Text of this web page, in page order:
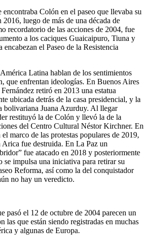
encontraba Colón en el paseo que llevaba su
luego de más de una década de
recordatorio de las acciones de 2004, fue
a los caciques Guaicaipuro, Tiuna y
el Paseo de la Resistencia
Latina hablan de los sentimientos
que enfrentan ideologías. En Buenos Aires
retiró en 2013 una estatua
ubicada detrás de la casa presidencial, y la
bolivariana Juana Azurduy. Al llegar
restituyó la de Colón y llevó la de la
del Centro Cultural Néstor Kirchner. En
marco de las protestas populares de 2019,
Arica fue destruida. En La Paz un
fue atacado en 2018 y posteriormente
se impulsa una iniciativa para retirar su
Reforma, así como la del conquistador
no hay un veredicto.
pasó el 12 de octubre de 2004 parecen un
las que están siendo registradas en muchas
y algunas de Europa.